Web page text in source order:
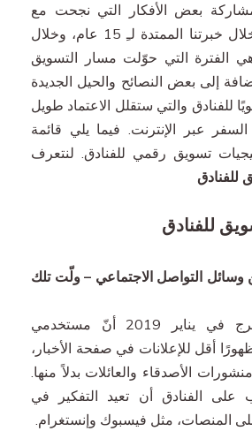
بعض الأفكار التي نجحت مع
عملائنا من الفنادق خلال خبرتنا الممتدة لـِ 15 عام، وخلال
كوفيد-19، وهي الفترة التي حوّلت مسار التسويق
إلى بعض النصائح والحيل الجديدة
للفنادق والتي ستقلل الاعتماد طويل
عبر الإنترنت. فيما يلي قائمة
تسويق رقمي للفنادق. لنتعرف
للفنادق
للفنادق
التواصل الاجتماعي – ولّت تلك
صرّح مارك زوكربيرج في يناير 2019 أنّ مستخدمي
أقل للإعلانات في صفحة الأخبار،
الأصدقاء والعائلات بدلاً منها.
على الفنادق أن تعيد التفكير في
المنصات، مثل فيسبوك وإنستغرام.